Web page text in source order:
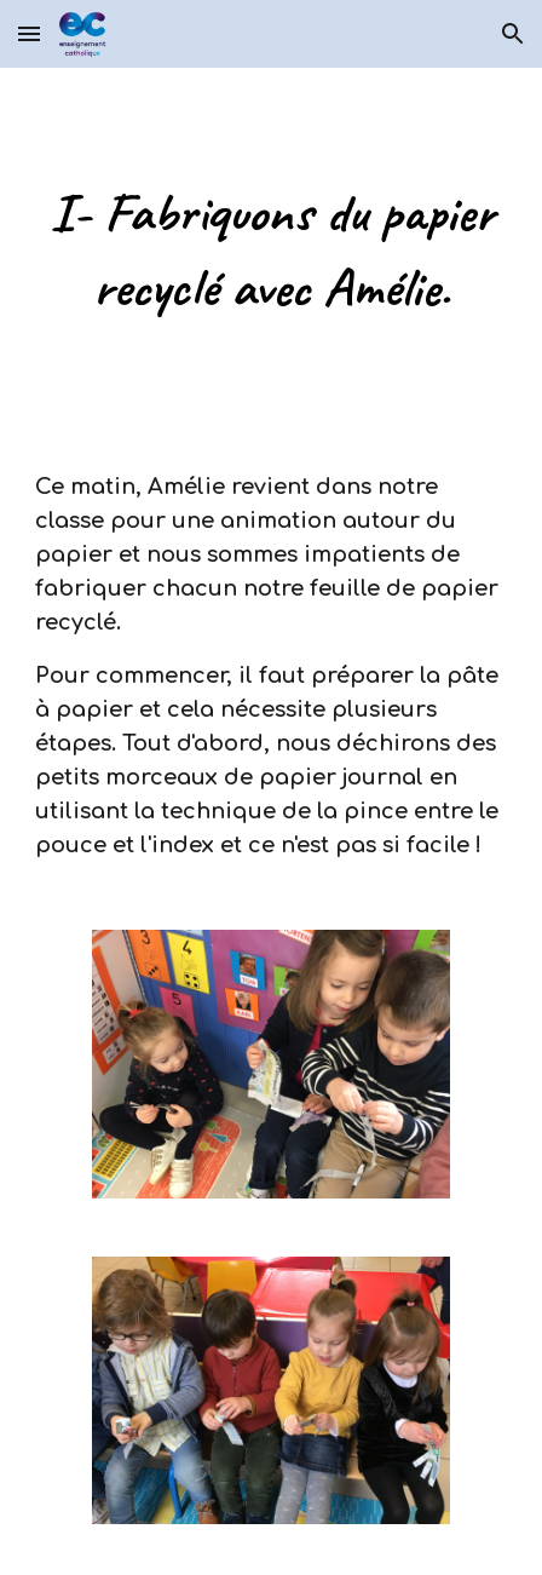
Skip to main content Skip to navigation
I- Fabriquons du papier
recyclé avec Amélie.
Ce matin, Amélie revient dans notre
classe pour une animation autour du
papier et nous sommes impatients de
fabriquer chacun notre feuille de papier
recyclé.
Pour commencer, il faut préparer la pâte
à papier et cela nécessite plusieurs
étapes. Tout d'abord, nous déchirons des
petits morceaux de papier journal en
utilisant la technique de la pince entre le
pouce et l'index et ce n'est pas si facile !